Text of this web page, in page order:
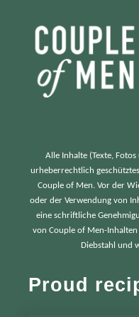
Alle Inhalte (Texte,
urheberrechtlich
Couple of Men. Vor der
oder der Verwendung von
eine schriftliche
von Couple of Men-
Diebstahl und
Proud